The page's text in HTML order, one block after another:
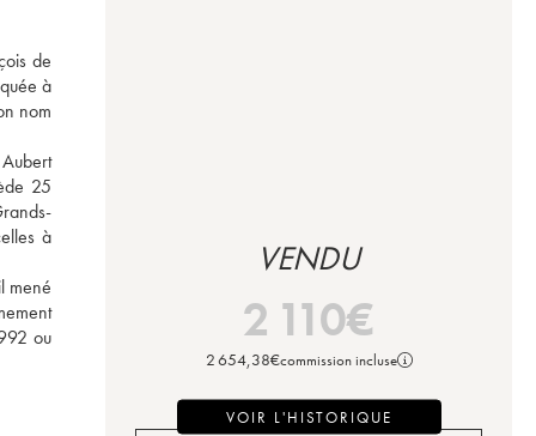
de
à
nom
25
à
mené
ou
VENDU
2 110€
2 654,38€commission incluse
VOIR L'HISTORIQUE